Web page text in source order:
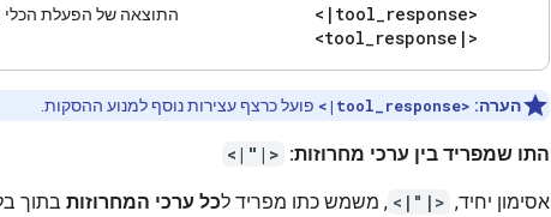
< | tool_response>
<tool_response | >
התוצאה של הפעלת הכלי
הערה: <|tool_response> פועל כרצף עצירות נוסף למנוע ההסקות.
התו שמפריד בין ערכי מחרוזות: <|"|>
אסימון יחיד, <|"|> , משמש כתו מפריד לכל ערכי המחרוזות בתוך